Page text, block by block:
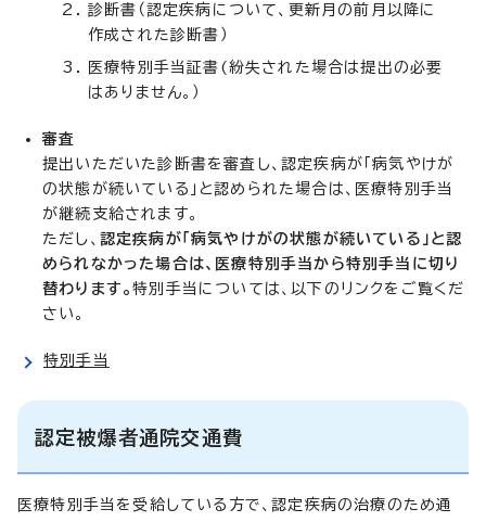
診断書（認定疾病について、更新月の前月以降に
作成された診断書）
医療特別手当証書(紛失された場合は提出の必要
はありません。）
審査
提出いただいた診断書を審査し、認定疾病が「病気やけが
の状態が続いている」と認められた場合は、医療特別手当
が継続支給されます。
ただし、 認定疾病が「病気やけがの状態が続いている」と認
められなかった場合は、医療特別手当から特別手当に切り
替わります。特別手当については、以下のリンクをご覧くだ
さい。
特別手当
認定被爆者通院交通費
医療特別手当を受給している方で、認定疾病の治療のため通